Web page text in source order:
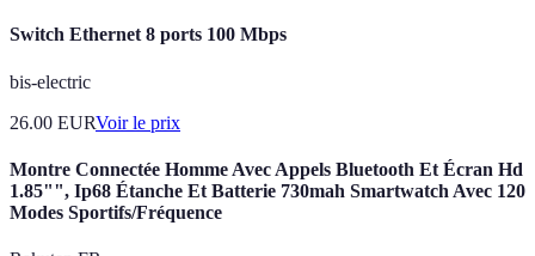
Switch Ethernet 8 ports 100 Mbps
bis-electric
26.00 EURVoir le prix
Montre Connectée Homme Avec Appels Bluetooth Et Écran Hd
1.85"", Ip68 Étanche Et Batterie 730mah Smartwatch Avec 120
Modes Sportifs/Fréquence